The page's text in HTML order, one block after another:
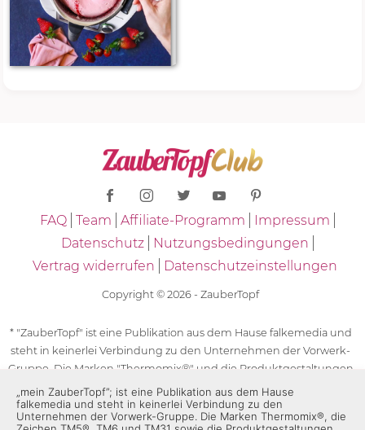
FAQ Team Affiliate-Programm
Impressum
Datenschutz
Nutzungsbedingungen
Vertrag widerrufen
Datenschutzeinstellungen
Copyright © 2026 - ZauberTopf
* "ZauberTopf" ist eine Publikation aus dem Hause falkemedia und
steht in keinerlei Verbindung zu den Unternehmen der Vorwerk-
Gruppe. Die Marken "Thermomix®" und die Produktgestaltungen
des "Thermomix®" sind eingetragene Marken der Unternehmen
der Vorwerk-Gruppe. Die Marken Thermomix®, die Zeichen TM5®,
TM6 und TM31 sowie die Produktgestaltungen des Thermomix®
„mein ZauberTopf”; ist eine Publikation aus dem Hause
falkemedia und steht in keinerlei Verbindung zu den
Unternehmen der Vorwerk-Gruppe. Die Marken Thermomix®, die